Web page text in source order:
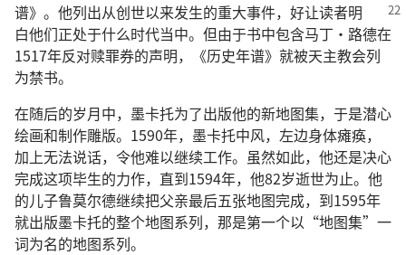
谱》。他列出从创世以来发生的重大事件，好让读者明
白他们正处于什么时代当中。但由于书中包含马丁·路德在
1517年反对赎罪券的声明，《历史年谱》就被天主教会列
为禁书。
在随后的岁月中，墨卡托为了出版他的新地图集，于是潜心
绘画和制作雕版。1590年，墨卡托中风，左边身体瘫痪，
加上无法说话，令他难以继续工作。虽然如此，他还是决心
完成这项毕生的力作，直到1594年，他82岁逝世为止。他
的儿子鲁莫尔德继续把父亲最后五张地图完成，到1595年
就出版墨卡托的整个地图系列，那是第一个以“地图集”一
词为名的地图系列。